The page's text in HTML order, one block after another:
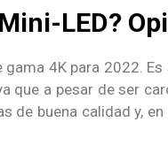
LED?
gama 4K para 2022.
que a pesar de ser
de buena calidad y,